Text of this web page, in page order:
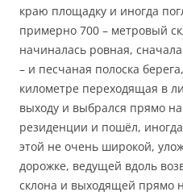
краю площадку и иногда
примерно 700 – метровый
начиналась ровная,
– и песчаная полоска
километре переходящая в
выходу и выбрался прямо
резиденции и пошёл,
этой не очень широкой,
дорожке, ведущей вдоль
склона и выходящей прямо